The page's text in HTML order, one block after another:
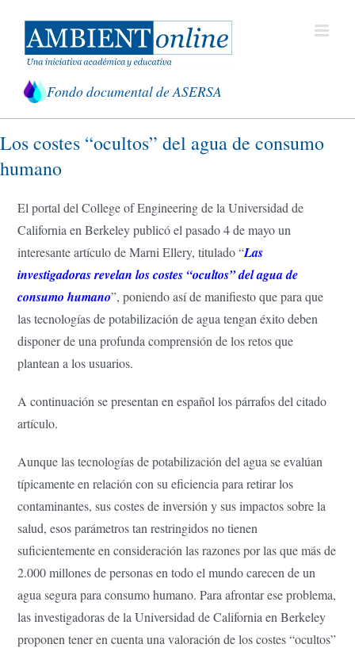
contenido
Fondo documental de ASERSA
Los costes “ocultos” del agua de consumo
humano
El portal del College of Engineering de la Universidad de
California en Berkeley publicó el pasado 4 de mayo un
interesante artículo de Marni Ellery, titulado “Las
investigadoras revelan los costes “ocultos” del agua de
consumo humano”, poniendo así de manifiesto que para que
las tecnologías de potabilización de agua tengan éxito deben
disponer de una profunda comprensión de los retos que
plantean a los usuarios.
A continuación se presentan en español los párrafos del citado
artículo.
Aunque las tecnologías de potabilización del agua se evalúan
típicamente en relación con su eficiencia para retirar los
contaminantes, sus costes de inversión y sus impactos sobre la
salud, esos parámetros tan restringidos no tienen
suficientemente en consideración las razones por las que más de
2.000 millones de personas en todo el mundo carecen de un
agua segura para consumo humano. Para afrontar ese problema,
las investigadoras de la Universidad de California en Berkeley
proponen tener en cuenta una valoración de los costes “ocultos”